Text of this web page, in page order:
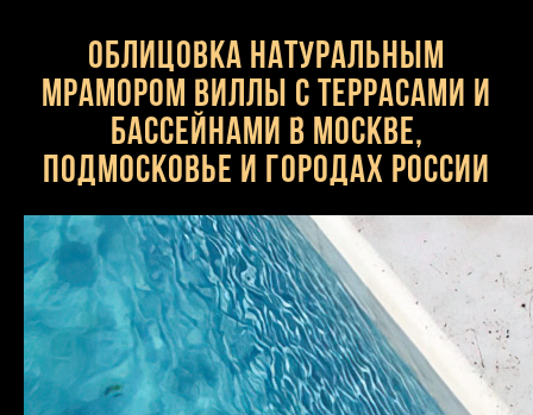
Облицовка натуральным
мрамором виллы с террасами и
бассейнами в Москве,
Подмосковье и городах России